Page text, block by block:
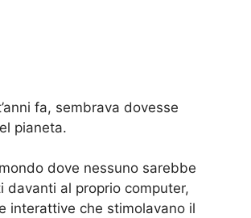
fa, sembrava dovesse
pianeta.
dove nessuno sarebbe
al proprio computer,
interattive che stimolavano il